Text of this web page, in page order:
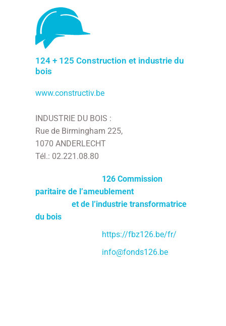
124 + 125 Construction et industrie du
bois
www.constructiv.be
INDUSTRIE DU BOIS :
Rue de Birmingham 225,
1070 ANDERLECHT
Tél.: 02.221.08.80
126 Commission
paritaire de l’ameublement
et de l’industrie transformatrice
du bois
https://fbz126.be/fr/
info@fonds126.be